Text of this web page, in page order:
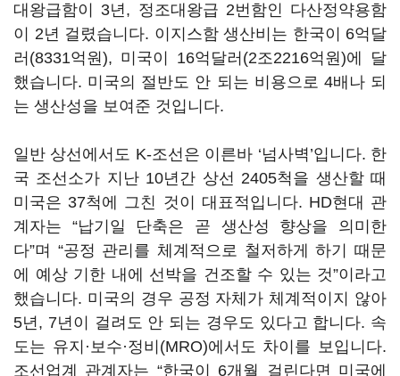
대왕급함이 3년, 정조대왕급 2번함인 다산정약용함
이 2년 걸렸습니다. 이지스함 생산비는 한국이 6억달
러(8331억원), 미국이 16억달러(2조2216억원)에 달
했습니다. 미국의 절반도 안 되는 비용으로 4배나 되
는 생산성을 보여준 것입니다.
일반 상선에서도 K-조선은 이른바 ‘넘사벽’입니다. 한
국 조선소가 지난 10년간 상선 2405척을 생산할 때
미국은 37척에 그친 것이 대표적입니다. HD현대 관
계자는 “납기일 단축은 곧 생산성 향상을 의미한
다”며 “공정 관리를 체계적으로 철저하게 하기 때문
에 예상 기한 내에 선박을 건조할 수 있는 것”이라고
했습니다. 미국의 경우 공정 자체가 체계적이지 않아
5년, 7년이 걸려도 안 되는 경우도 있다고 합니다. 속
도는 유지·보수·정비(MRO)에서도 차이를 보입니다.
조선업계 관계자는 “한국이 6개월 걸린다면 미국에